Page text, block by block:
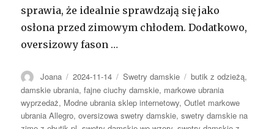
sprawia, że idealnie sprawdzają się jako
osłona przed zimowym chłodem. Dodatkowo,
oversizowy fason …
Autor
Joana Opublikowano
2024-11-14 Kategorie
Swetry damskie Tagi
butik z odzieżą,
damskie ubrania,fajne ciuchy damskie, markowe ubrania
wyprzedaż, Modne ubrania sklep internetowy,Outlet markowe
ubrania Allegro,oversizowa swetry damskie,swetry damskie na